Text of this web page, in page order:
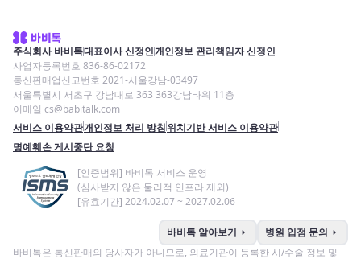
주식회사 바비톡대표이사 신정인개인정보 관리책임자 신정인
사업자등록번호 836-86-02172
통신판매업신고번호 2021-서울강남-03497
서울특별시 서초구 강남대로 363 363강남타워 11층
이메일 cs@babitalk.com
서비스 이용약관개인정보 처리 방침위치기반 서비스 이용약관
명예훼손 게시중단 요청
[인증범위] 바비톡 서비스 운영
(심사받지 않은 물리적 인프라 제외)
[유효기간] 2024.02.07 ~ 2027.02.06
바비톡 알아보기 arrow_right 병원 입점 문의 arrow_right
바비톡은 통신판매의 당사자가 아니므로, 의료기관이 등록한 시/수술 정보 및